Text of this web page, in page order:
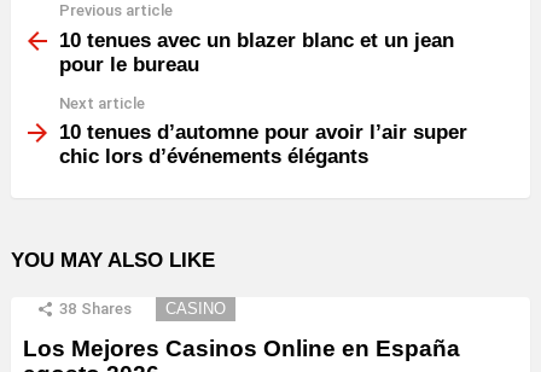
more
Previous article
10 tenues avec un blazer blanc et un jean
pour le bureau
Next article
10 tenues d’automne pour avoir l’air super
chic lors d’événements élégants
YOU MAY ALSO LIKE
38 Shares CASINO
Los Mejores Casinos Online en España